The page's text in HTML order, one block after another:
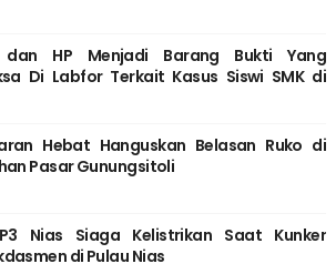
dan HP Menjadi Barang Bukti Yang
Di Labfor Terkait Kasus Siswi SMK di
Hebat Hanguskan Belasan Ruko di
Pasar Gunungsitoli
Nias Siaga Kelistrikan Saat Kunker
di Pulau Nias